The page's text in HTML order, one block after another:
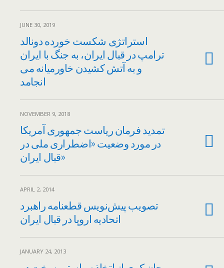
JUNE 30, 2019
استراتژی شکست خورده دونالد
ترامپ در قبال ایران، به جنگ با ایران
و به آتش کشیدن خاورمیانه می
انجامد
NOVEMBER 9, 2018
تمدید فرمان ریاست جمهوری آمریکا
در مورد وضعیت «اضطراری ملی در
قبال ایران»
APRIL 2, 2014
تصویب پیش‌نویس قطعنامه راهبرد
اتحادیه اروپا در قبال ایران
JANUARY 24, 2013